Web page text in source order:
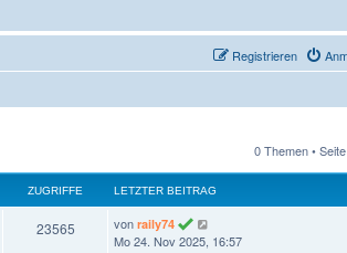
Registrieren
0 Themen • Seite
ZUGRIFFE LETZTER BEITRAG
23565Z
L
e
von raily74
Mo 24. Nov 2025, 16:57